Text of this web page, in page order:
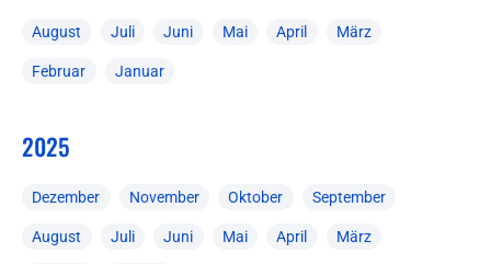
August Juli Juni Mai April März
Februar Januar
2025
Dezember November Oktober September
August Juli Juni Mai April März